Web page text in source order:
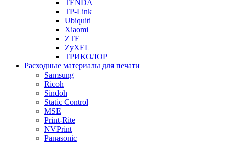
TENDA
TP-Link
Ubiquiti
Xiaomi
ZTE
ZyXEL
ТРИКОЛОР
Расходные материалы для печати
Samsung
Ricoh
Sindoh
Static Control
MSE
Print-Rite
NVPrint
Panasonic